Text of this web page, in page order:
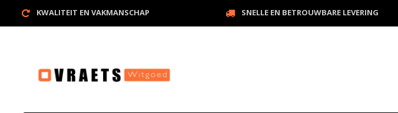
KWALITEIT EN VAKMANSCHAP SNELLE EN BETROUWBARE LEVERING